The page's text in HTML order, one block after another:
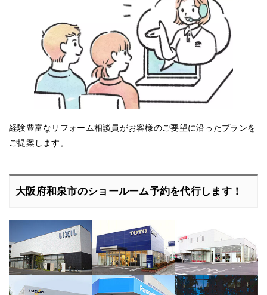
経験豊富なリフォーム相談員がお客様のご要望に沿ったプランを
ご提案します。
大阪府和泉市のショールーム予約を代行します！